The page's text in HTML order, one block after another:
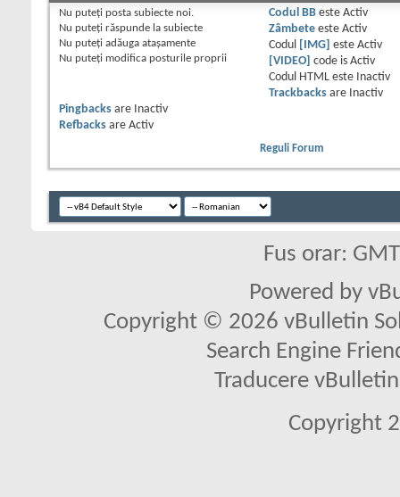
Nu puteţi posta subiecte noi.
Nu puteţi răspunde la subiecte
Nu puteţi adăuga ataşamente
Nu puteţi modifica posturile proprii
Codul BBeste Activ
Zâmbeteeste Activ
Codul
[IMG] este Activ
[VIDEO]
code is Activ
Codul HTML este
Inactiv
Trackbacksare
Inactiv
Pingbacks are
Inactiv
Refbacks are Activ
Reguli Forum
Fus orar:
Powered by
Copyright © 2026 vBulletin
Search Engine
Traducere
Copyright